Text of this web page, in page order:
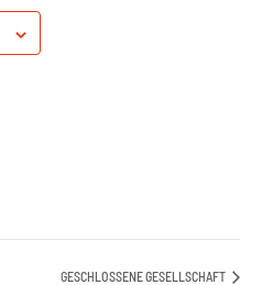
GESCHLOSSENE GESELLSCHAFT